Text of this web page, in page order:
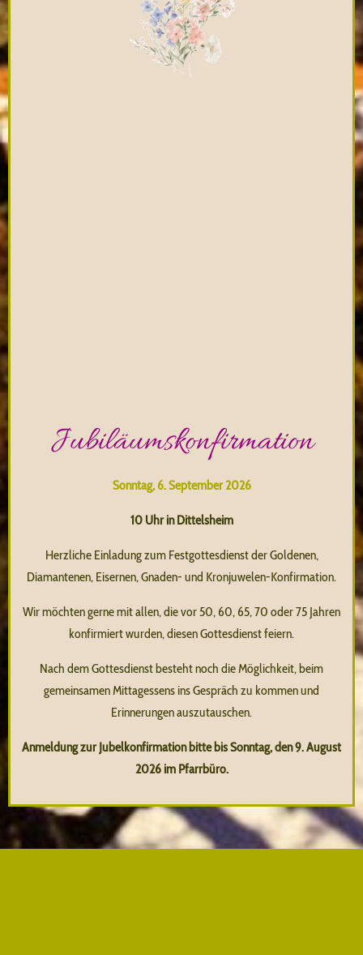
Jubiläumskonfirmation
Sonntag, 6. September 2026
10 Uhr in Dittelsheim
Herzliche Einladung zum Festgottesdienst der Goldenen,
Diamantenen, Eisernen, Gnaden- und Kronjuwelen-Konfirmation.
Wir möchten gerne mit allen, die vor 50, 60, 65, 70 oder 75 Jahren
konfirmiert wurden, diesen Gottesdienst feiern.
Nach dem Gottesdienst besteht noch die Möglichkeit, beim
gemeinsamen Mittagessens ins Gespräch zu kommen und
Erinnerungen auszutauschen.
Anmeldung zur Jubelkonfirmation bitte bis Sonntag, den 9. August
2026 im Pfarrbüro.